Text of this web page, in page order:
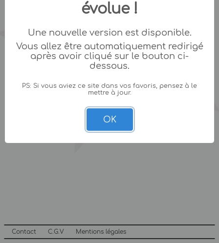
Contact C.G.V Mentions légales
évolue !
Une nouvelle version est disponible.
Vous allez être automatiquement redirigé
après avoir cliqué sur le bouton ci-
dessous.
PS: Si vous aviez ce site dans vos favoris, pensez à le
mettre à jour.
OK